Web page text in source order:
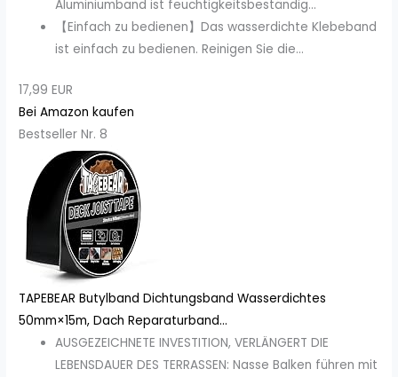
Aluminiumband ist feuchtigkeitsbeständig...
【Einfach zu bedienen】Das wasserdichte Klebeband
ist einfach zu bedienen. Reinigen Sie die...
17,99 EUR
Bei Amazon kaufen
Bestseller Nr. 8
TAPEBEAR Butylband Dichtungsband Wasserdichtes
50mm×15m, Dach Reparaturband...
AUSGEZEICHNETE INVESTITION, VERLÄNGERT DIE
LEBENSDAUER DES TERRASSEN: Nasse Balken führen mit